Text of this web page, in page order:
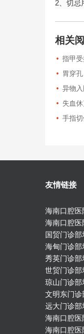
2、切忌
相关
指甲受
胃穿孔
异物入
失血
手指
友情链接
海南口腔
海南口腔医
国贸门诊部
海甸门诊部
秀英门诊部
世贸门诊部
琼山门诊部
文明东门
远大门诊部
海南口腔
海南口腔